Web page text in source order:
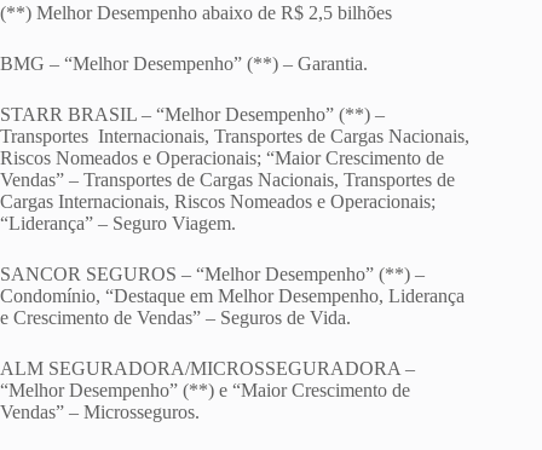
(**) Melhor Desempenho abaixo de R$ 2,5 bilhões
BMG – “Melhor Desempenho” (**) – Garantia.
STARR BRASIL – “Melhor Desempenho” (**) –
Transportes Internacionais, Transportes de Cargas Nacionais,
Riscos Nomeados e Operacionais; “Maior Crescimento de
Vendas” – Transportes de Cargas Nacionais, Transportes de
Cargas Internacionais, Riscos Nomeados e Operacionais;
“Liderança” – Seguro Viagem.
SANCOR SEGUROS – “Melhor Desempenho” (**) –
Condomínio, “Destaque em Melhor Desempenho, Liderança
e Crescimento de Vendas” – Seguros de Vida.
ALM SEGURADORA/MICROSSEGURADORA –
“Melhor Desempenho” (**) e “Maior Crescimento de
Vendas” – Microsseguros.